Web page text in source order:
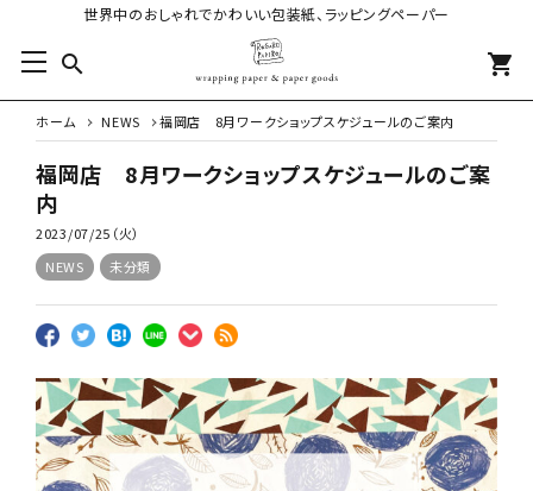
世界中のおしゃれでかわいい包装紙、ラッピングペーパー
search shopping_cart
ホーム NEWS 福岡店 8月ワークショップスケジュールのご案内
福岡店 8月ワークショップスケジュールのご案
内
2023/07/25（火）
NEWS
未分類